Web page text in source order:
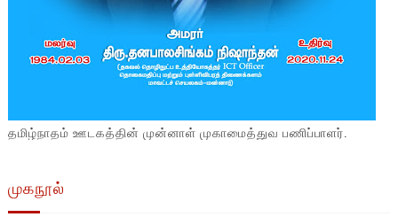
தமிழ்நாதம் ஊடகத்தின் முன்னாள் முகாமைத்துவ பணிப்பாளர்.
முகநூல்